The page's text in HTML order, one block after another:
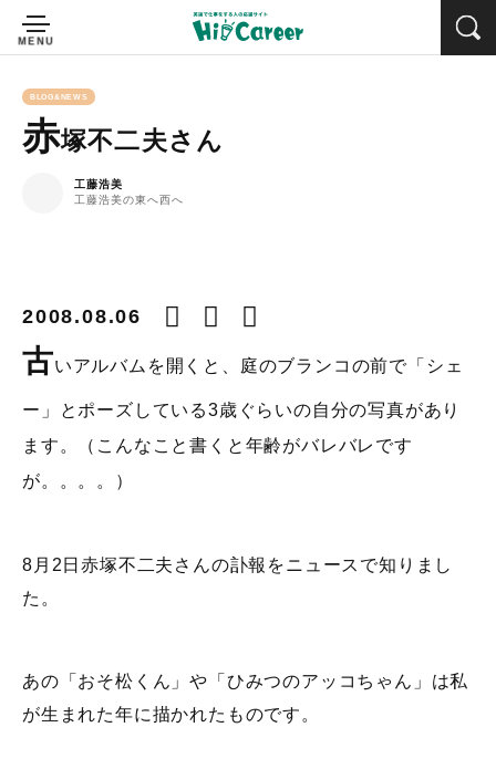
BLOG&NEWS
赤塚不二夫さん
工藤浩美
工藤浩美の東へ西へ
2008.08.06
古いアルバムを開くと、庭のブランコの前で「シェ
ー」とポーズしている3歳ぐらいの自分の写真があり
ます。（こんなこと書くと年齢がバレバレです
が。。。。）
8月2日赤塚不二夫さんの訃報をニュースで知りまし
た。
あの「おそ松くん」や「ひみつのアッコちゃん」は私
が生まれた年に描かれたものです。